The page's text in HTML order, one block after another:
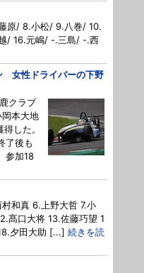
原/ 8.小松/ 9.八巻/ 10.
/ 16.元嶋/ -.三島/ -.西
女性ドライバーの下野
クラブ
本大地
した。
了後も
参加18
和真 6.上野大哲 7.小
髙口大将 13.佐藤巧望 1
夕田大助 [...] 続きを読